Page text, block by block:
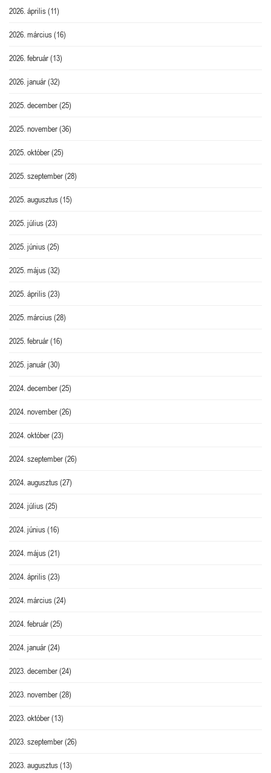
2026. április(11)
2026. március(16)
2026. február(13)
2026. január(32)
2025. december(25)
2025. november(36)
2025. október(25)
2025. szeptember(28)
2025. augusztus(15)
2025. július(23)
2025. június(25)
2025. május(32)
2025. április(23)
2025. március(28)
2025. február(16)
2025. január(30)
2024. december(25)
2024. november(26)
2024. október(23)
2024. szeptember(26)
2024. augusztus(27)
2024. július(25)
2024. június(16)
2024. május(21)
2024. április(23)
2024. március(24)
2024. február(25)
2024. január(24)
2023. december(24)
2023. november(28)
2023. október(13)
2023. szeptember(26)
2023. augusztus(13)